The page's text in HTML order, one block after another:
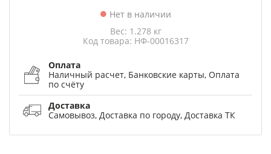
Нет в наличии
Вес: 1.278 кг
Код товара: НФ-00016317
Оплата
Наличный расчет, Банковские карты, Оплата
по счёту
Доставка
Самовывоз, Доставка по городу, Доставка ТК